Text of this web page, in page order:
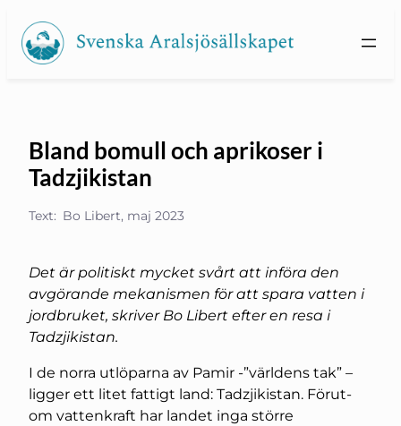
Hoppa
till
innehåll
Bland bomull och aprikoser i
Tadzjikistan
Text: Bo Libert, maj 2023
Det är politiskt mycket svårt att införa den
avgörande mekanismen för att spara vatten i
jordbruket, skriver Bo Libert efter en resa i
Tadzjikistan.
I de norra utlöparna av Pamir -”världens tak” –
ligger ett litet fattigt land: Tadzjikistan. Förut-
om vattenkraft har landet inga större